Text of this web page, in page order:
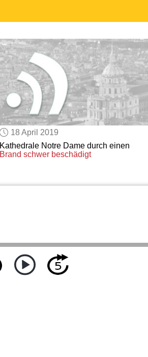
18 April 2019
Kathedrale Notre Dame durch einen
Brand schwer beschädigt